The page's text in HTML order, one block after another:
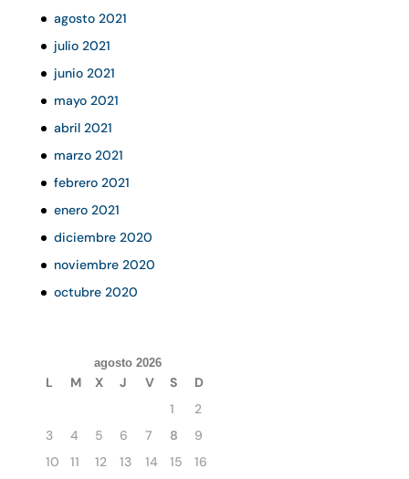
agosto 2021
julio 2021
junio 2021
mayo 2021
abril 2021
marzo 2021
febrero 2021
enero 2021
diciembre 2020
noviembre 2020
octubre 2020
agosto 2026
L M X J V S
D
1
2
3
4 5 6 7 8
9
10
11 12 13 14 15
16